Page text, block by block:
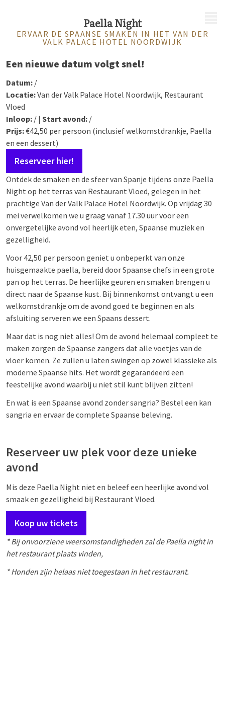
Paella Night
ERVAAR DE SPAANSE SMAKEN IN HET VAN DER
VALK PALACE HOTEL NOORDWIJK
Een nieuwe datum volgt snel!
Datum: /
Locatie:Van der Valk Palace Hotel Noordwijk, Restaurant
Vloed
Inloop: / | Start avond: /
Prijs:€42,50 per persoon (inclusief welkomstdrankje, Paella
en een dessert)
Reserveer hier!
Ontdek de smaken en de sfeer van Spanje tijdens onze Paella
Night op het terras van Restaurant Vloed, gelegen in het
prachtige Van der Valk Palace Hotel Noordwijk. Op vrijdag 30
mei verwelkomen we u graag vanaf 17.30 uur voor een
onvergetelijke avond vol heerlijk eten, Spaanse muziek en
gezelligheid.
Voor 42,50 per persoon geniet u onbeperkt van onze
huisgemaakte paella, bereid door Spaanse chefs in een grote
pan op het terras. De heerlijke geuren en smaken brengen u
direct naar de Spaanse kust. Bij binnenkomst ontvangt u een
welkomstdrankje om de avond goed te beginnen en als
afsluiting serveren we een Spaans dessert.
Maar dat is nog niet alles! Om de avond helemaal compleet te
maken zorgen de Spaanse zangers dat alle voetjes van de
vloer komen. Ze zullen u laten swingen op zowel klassieke als
moderne Spaanse hits. Het wordt gegarandeerd een
feestelijke avond waarbij u niet stil kunt blijven zitten!
En wat is een Spaanse avond zonder sangria? Bestel een kan
sangria en ervaar de complete Spaanse beleving.
Reserveer uw plek voor deze unieke
avond
Mis deze Paella Night niet en beleef een heerlijke avond vol
smaak en gezelligheid bij Restaurant Vloed.
Koop uw tickets
* Bij onvoorziene weersomstandigheden zal de Paella night in
het restaurant plaats vinden,
* Honden zijn helaas niet toegestaan in het restaurant.